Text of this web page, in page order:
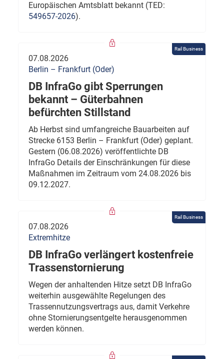
Europäischen Amtsblatt bekannt (TED:
549657-2026).
Rail Business
07.08.2026
Berlin – Frankfurt (Oder)
DB InfraGo gibt Sperrungen
bekannt – Güterbahnen
befürchten Stillstand
Ab Herbst sind umfangreiche Bauarbeiten auf
Strecke 6153 Berlin – Frankfurt (Oder) geplant.
Gestern (06.08.2026) veröffentlichte DB
InfraGo Details der Einschränkungen für diese
Maßnahmen im Zeitraum vom 24.08.2026 bis
09.12.2027.
Rail Business
07.08.2026
Extremhitze
DB InfraGo verlängert kostenfreie
Trassenstornierung
Wegen der anhaltenden Hitze setzt DB InfraGo
weiterhin ausgewählte Regelungen des
Trassennutzungsvertrags aus, damit Verkehre
ohne Stornierungsentgelte herausgenommen
werden können.